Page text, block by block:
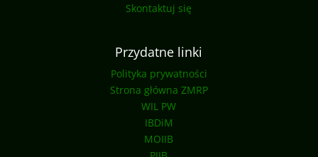
Skontaktuj się
Przydatne linki
Polityka prywatności
Strona główna ZMRP
WIL PW
IBDiM
MOIIB